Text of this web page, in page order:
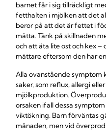
barnet får i sig tillräckligt
fetthalten i mjölken att det
beror på att det är fettet i
mätta. Tänk på skillnaden
och att äta lite ost och kex
mättare eftersom den har
Alla ovanstående symptom
saker, som reflux, allergi
mjölkproduktion.
orsaken ifall dessa
viktökning. Barn förväntas
månaden, men vid